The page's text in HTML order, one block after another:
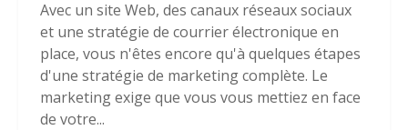
Cookieless Data
Solutions
Avec un site Web, des canaux réseaux sociaux
et une stratégie de courrier électronique en
place, vous n'êtes encore qu'à quelques étapes
d'une stratégie de marketing complète. Le
marketing exige que vous vous mettiez en face
de votre...